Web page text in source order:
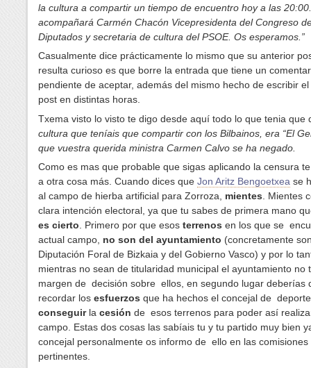
la cultura a compartir un tiempo de encuentro hoy a las
acompañará Carmén Chacón Vicepresidenta del Congreso
Diputados y secretaria de cultura del PSOE. Os esperamos.”
Casualmente dice prácticamente lo mismo que su anterior
resulta curioso es que borre la entrada que tiene un
pendiente de aceptar, además del mismo hecho de escribir
post en distintas horas.
Txema visto lo visto te digo desde aquí todo lo que tenia que
cultura que teníais que compartir con los Bilbainos, era “El
que vuestra querida ministra Carmen Calvo se ha negado.
Como es mas que probable que sigas aplicando la censura
a otra cosa más. Cuando dices que Jon Aritz Bengoetxea se
al campo de hierba artificial para Zorroza, mientes . Mientes
clara intención electoral, ya que tu sabes de primera mano
es cierto . Primero por que esos terrenos en los que se
actual campo, no son del ayuntamiento (concretamente
Diputación Foral de Bizkaia y del Gobierno Vasco) y por lo
mientras no sean de titularidad municipal el ayuntamiento no
margen de decisión sobre ellos, en segundo lugar deberías
recordar los esfuerzos que ha hechos el concejal de
conseguirla cesión de esos terrenos para poder así
campo. Estas dos cosas las sabíais tu y tu partido muy bien
concejal personalmente os informo de ello en las comisiones
pertinentes.